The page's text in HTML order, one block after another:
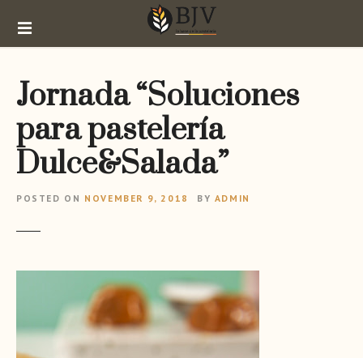
i
Jornada “Soluciones
para pastelería
Dulce&Salada”
POSTED ON NOVEMBER 9, 2018 BY ADMIN